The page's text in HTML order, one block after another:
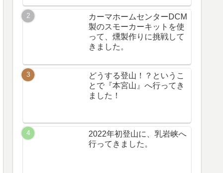
カーマホームセンターDCM
製のスモーカーキットを使
って、燻製作りに挑戦して
きました。
どうする登山！？というこ
とで『本宮山』へ行ってき
ました！
2022年初登山に、乳岩峡へ
行ってきました。